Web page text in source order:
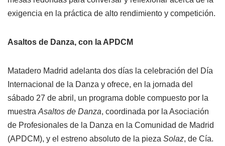
exigencia en la práctica de alto rendimiento y competición.
Asaltos de Danza, con la APDCM
Matadero Madrid adelanta dos días la celebración del Día
Internacional de la Danza y ofrece, en la jornada del
sábado 27 de abril, un programa doble compuesto por la
muestra Asaltos de Danza, coordinada por la Asociación
de Profesionales de la Danza en la Comunidad de Madrid
(APDCM), y el estreno absoluto de la pieza Solaz, de Cía.